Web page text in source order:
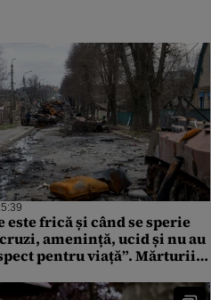
este frică și când se sperie
amenință, ucid și nu au
pentru viață”. Mărturii